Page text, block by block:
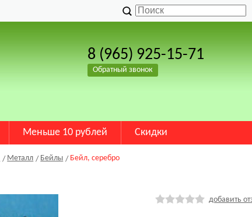
8 (965) 925-15-71
Обратный звонок
Меньше 10 рублей Скидки
Металл Бейлы Бейл, серебро
добавить